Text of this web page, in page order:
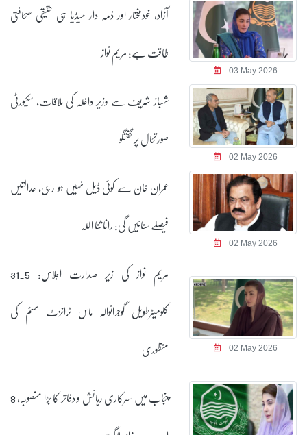
03 May 2026
آزاد، خودمختار اور ذمہ دار میڈیا ہی حقیقی صحافتی
طاقت ہے: مریم نواز
02 May 2026
شہباز شریف سے وزیر داخلہ کی ملاقات، سکیورٹی
صورتحال پر گفتگو
02 May 2026
عمران خان سے کوئی ڈیل نہیں ہو رہی، عدالتیں
فیصلے سنائیں گی: رانا ثنا اللہ
02 May 2026
مریم نواز کی زیر صدارت اجلاس: 31.5
کلومیٹرطویل گوجرانوالہ ماس ٹرانزٹ سسٹم کی
منظوری
پنجاب میں سرکاری رہائش و دفاتر کا بڑا منصوبہ، 8